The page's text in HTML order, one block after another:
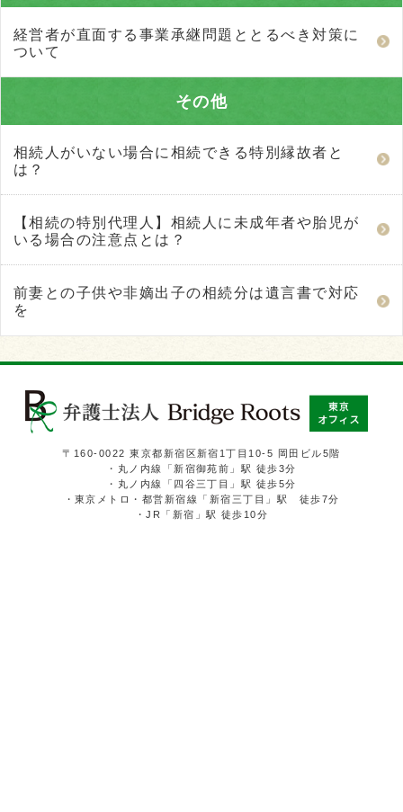
経営者が直面する事業承継問題ととるべき対策に
ついて
その他
相続人がいない場合に相続できる特別縁故者と
は？
【相続の特別代理人】相続人に未成年者や胎児が
いる場合の注意点とは？
前妻との子供や非嫡出子の相続分は遺言書で対応
を
〒160-0022 東京都新宿区新宿1丁目10-5 岡田ビル5階
・丸ノ内線「新宿御苑前」駅 徒歩3分
・丸ノ内線「四谷三丁目」駅 徒歩5分
・東京メトロ・都営新宿線「新宿三丁目」駅 徒歩7分
・JR「新宿」駅 徒歩10分